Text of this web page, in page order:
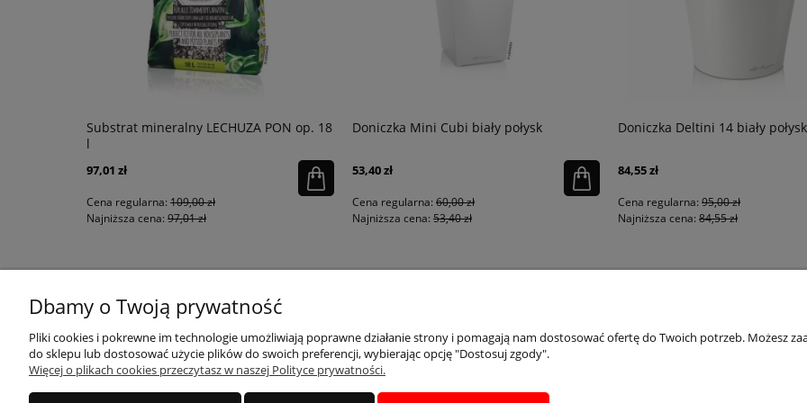
Substrat mineralny LECHUZA PON op. 18
97,01 zł
Cena regularna: 109,00 zł
Najniższa cena: 97,01 zł
Doniczka Mini Cubi biały połysk
53,40 zł
Cena regularna: 60,00 zł
Najniższa cena: 53,40 zł
Doniczka Deltini 14 biały połysk
84,55 zł
Cena regularna: 95,00 zł
Najniższa cena: 84,55 zł
KONTAKT
sklep@qdecor.pl
MOJE KONTO
Twoje zamówienia
Dostępne formy płatości
Dbamy o Twoją prywatność
Pliki cookies i pokrewne im technologie umożliwiają poprawne działanie strony i pomagają nam dostosować ofertę do Twoich potrzeb. Możesz
do sklepu lub dostosować użycie plików do swoich preferencji, wybierając opcję "Dostosuj zgody".
Więcej o plikach cookies przeczytasz w naszej Polityce prywatności.